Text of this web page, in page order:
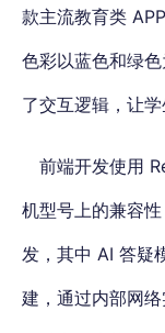
款主流教育类
色彩以蓝色和绿
了交互逻辑，让学
前端开发使用
机型号上的兼容
发，其中 AI 答疑
建，通过内部网